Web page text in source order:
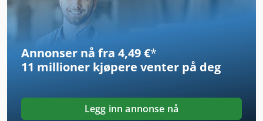
Annonser nå fra 4,49 €*
11 millioner kjøpere venter på deg
Legg inn annonse nå